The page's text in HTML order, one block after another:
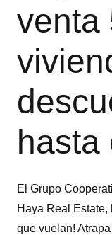
venta
hasta
El Grupo
Haya Real Estate,
que vuelan!